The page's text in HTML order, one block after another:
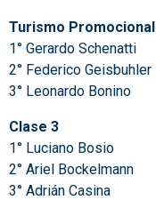
Turismo Promocional
1° Gerardo Schenatti
2° Federico Geisbuhler
3° Leonardo Bonino
Clase 3
1° Luciano Bosio
2° Ariel Bockelmann
3° Adrián Casina